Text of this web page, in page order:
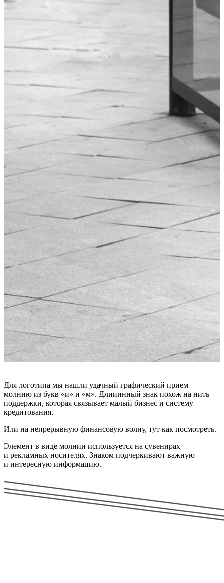
Для логотипа мы нашли удачный графический прием —
молнию из букв «и» и «м». Длииинный знак похож на нить
поддержки, которая связывает малый бизнес и систему
кредитования.
Или на непрерывную финансовую волну, тут как посмотреть.
Элемент в виде молнии используется на сувенирах
и рекламных носителях. Знаком подчеркивают важную
и интересную информацию.